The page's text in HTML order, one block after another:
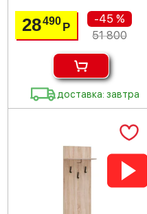
28490Р
-45 %
51 800
доставка: завтра